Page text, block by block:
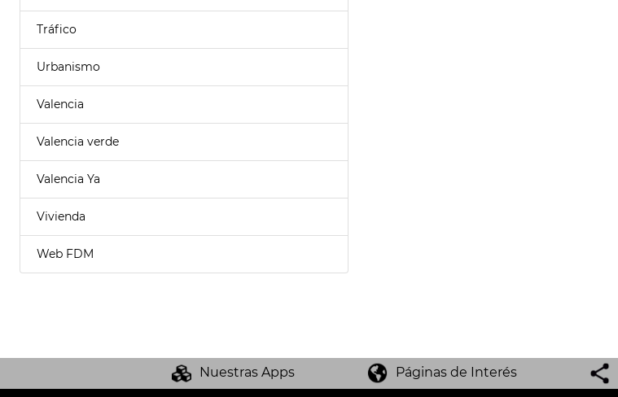
Tráfico
Urbanismo
Valencia
Valencia verde
Valencia Ya
Vivienda
Web FDM
Nuestras Apps Páginas de Interés